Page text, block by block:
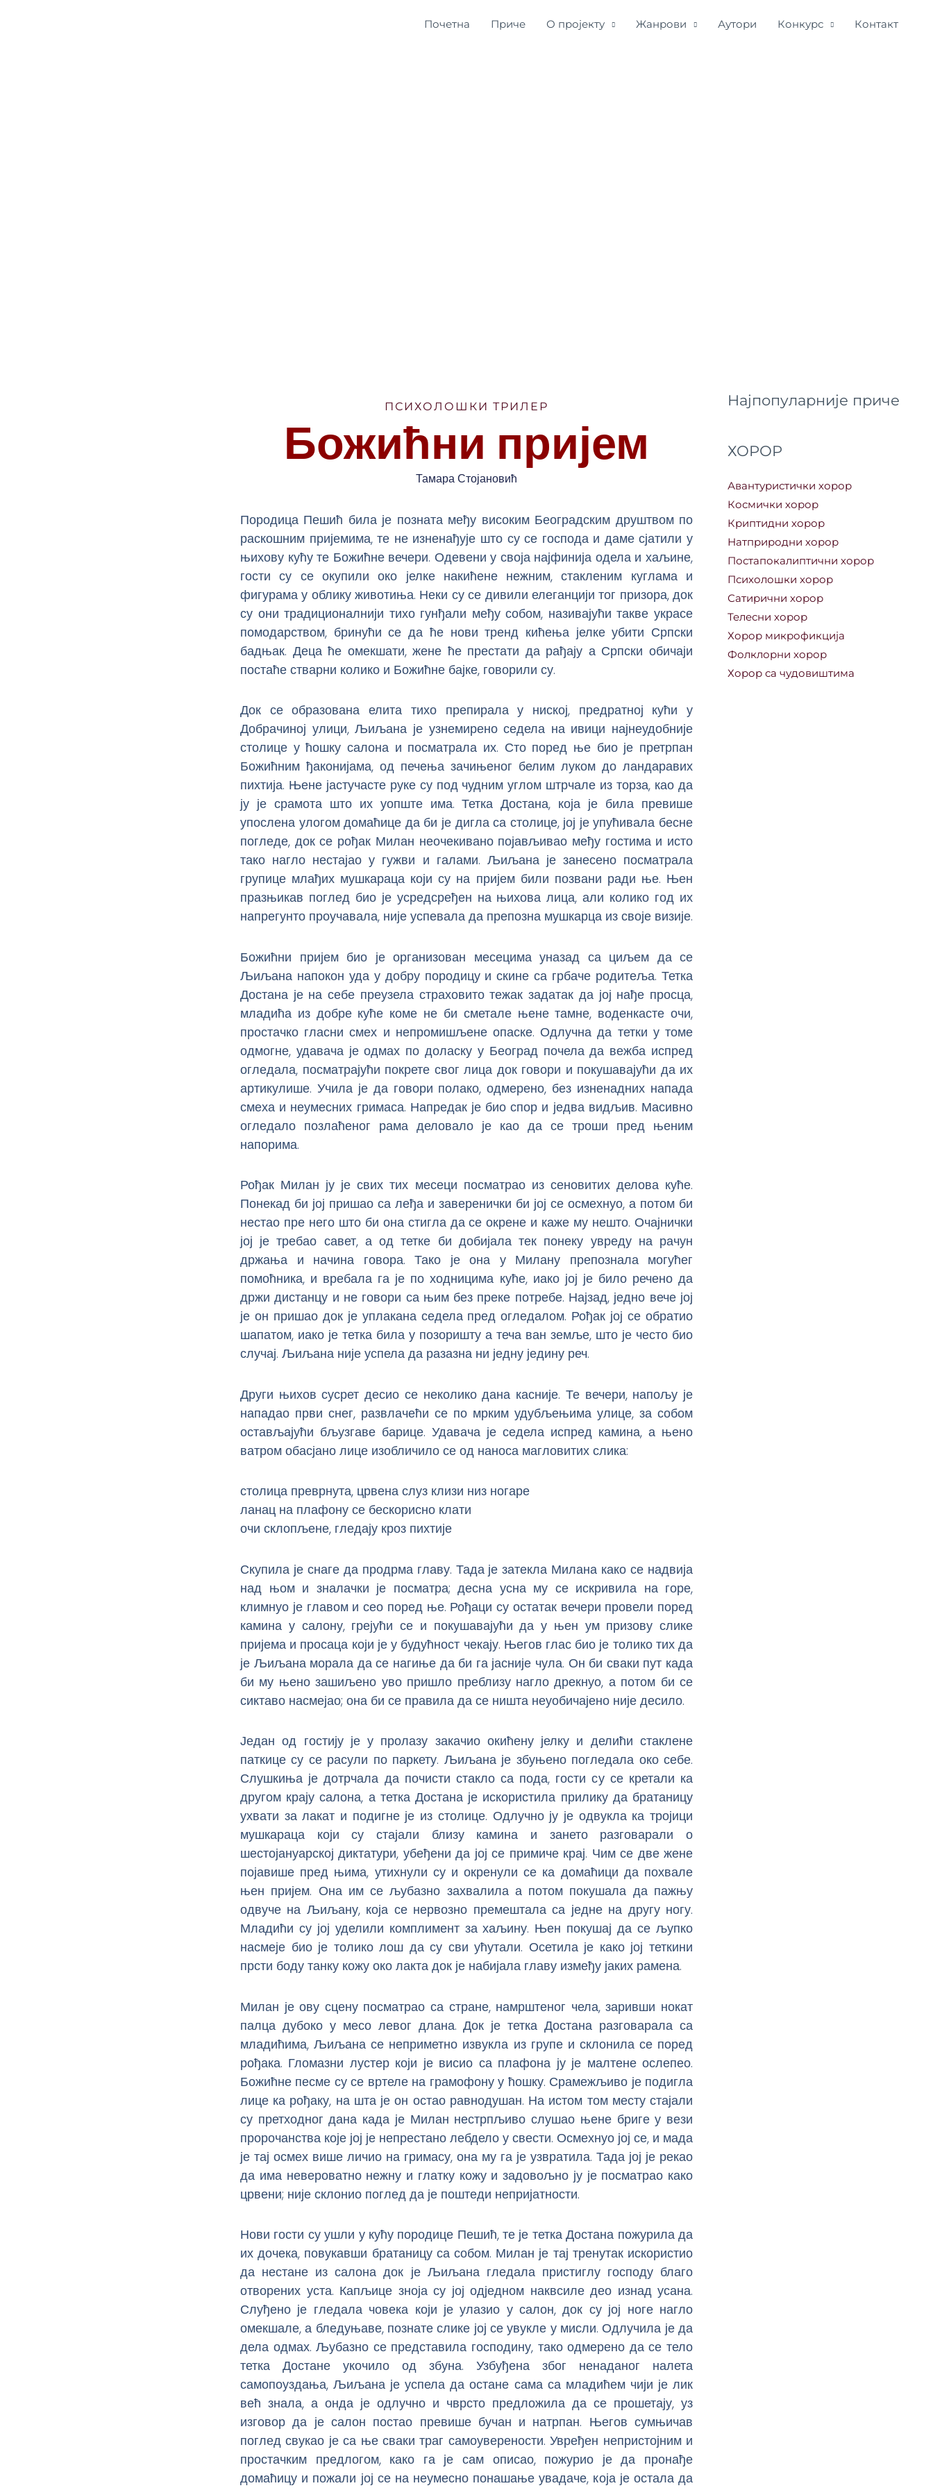
Почетна Приче О пројекту Жанрови Аутори Конкурс Контакт
ПСИХОЛОШКИ ТРИЛЕР
Божићни пријем
Тамара Стојановић
Породица Пешић била је позната међу високим Београдским друштвом по
раскошним пријемима, те не изненађује што су се господа и даме сјатили у
њихову кућу те Божићне вечери. Одевени у своја најфинија одела и хаљине,
гости су се окупили око јелке накићене нежним, стакленим куглама и
фигурама у облику животиња. Неки су се дивили елеганцији тог призора, док
су они традиционалнији тихо гунђали међу собом, називајући такве украсе
помодарством, бринући се да ће нови тренд кићења јелке убити Српски
бадњак. Деца ће омекшати, жене ће престати да рађају а Српски обичаји
постаће стварни колико и Божићне бајке, говорили су.
Док се образована елита тихо препирала у ниској, предратној кући у
Добрачиној улици, Љиљана је узнемирено седела на ивици најнеудобније
столице у ћошку салона и посматрала их. Сто поред ње био је претрпан
Божићним ђаконијама, од печења зачињеног белим луком до ландаравих
пихтија. Њене јастучасте руке су под чудним углом штрчале из торза, као да
ју је срамота што их уопште има. Тетка Достана, која је била превише
упослена улогом домаћице да би је дигла са столице, јој је упућивала бесне
погледе, док се рођак Милан неочекивано појављивао међу гостима и исто
тако нагло нестајао у гужви и галами. Љиљана је занесено посматрала
групице млађих мушкараца који су на пријем били позвани ради ње. Њен
празњикав поглед био је усредсређен на њихова лица, али колико год их
напрегунто проучавала, није успевала да препозна мушкарца из своје визије.
Божићни пријем био је организован месецима уназад са циљем да се
Љиљана напокон уда у добру породицу и скине са грбаче родитеља. Тетка
Достана је на себе преузела страховито тежак задатак да јој нађе просца,
младића из добре куће коме не би сметале њене тамне, воденкасте очи,
простачко гласни смех и непромишљене опаске. Одлучна да тетки у томе
одмогне, удавача је одмах по доласку у Београд почела да вежба испред
огледала, посматрајући покрете свог лица док говори и покушавајући да их
артикулише. Учила је да говори полако, одмерено, без изненадних напада
смеха и неумесних гримаса. Напредак је био спор и једва видљив. Масивно
огледало позлаћеног рама деловало је као да се троши пред њеним
напорима.
Рођак Милан ју је свих тих месеци посматрао из сеновитих делова куће.
Понекад би јој пришао са леђа и заверенички би јој се осмехнуо, а потом би
нестао пре него што би она стигла да се окрене и каже му нешто. Очајнички
јој је требао савет, а од тетке би добијала тек понеку увреду на рачун
држања и начина говора. Тако је она у Милану препознала могућег
помоћника, и вребала га је по ходницима куће, иако јој је било речено да
држи дистанцу и не говори са њим без преке потребе. Најзад, једно вече јој
је он пришао док је уплакана седела пред огледалом. Рођак јој се обратио
шапатом, иако је тетка била у позоришту а теча ван земље, што је често био
случај. Љиљана није успела да разазна ни једну једину реч.
Други њихов сусрет десио се неколико дана касније. Те вечери, напољу је
нападао први снег, развлачећи се по мрким удубљењима улице, за собом
остављајући бљузгаве барице. Удавача је седела испред камина, а њено
ватром обасјано лице изобличило се од наноса магловитих слика:
столица преврнута, црвена слуз клизи низ ногаре
ланац на плафону се бескорисно клати
очи склопљене, гледају кроз пихтије
Скупила је снаге да продрма главу. Тада је затекла Милана како се надвија
над њом и зналачки је посматра; десна усна му се искривила на горе,
климнуо је главом и сео поред ње. Рођаци су остатак вечери провели поред
камина у салону, грејући се и покушавајући да у њен ум призову слике
пријема и просаца који је у будућност чекају. Његов глас био је толико тих да
је Љиљана морала да се нагиње да би га јасније чула. Он би сваки пут када
би му њено зашиљено уво пришло преблизу нагло дрекнуо, а потом би се
сиктаво насмејао; она би се правила да се ништа неуобичајено није десило.
Један од гостију је у пролазу закачио окићену јелку и делићи стаклене
паткице су се расули по паркету. Љиљана је збуњено погледала око себе.
Слушкиња је дотрчала да почисти стакло са пода, гости су се кретали ка
другом крају салона, а тетка Достана је искористила прилику да братаницу
ухвати за лакат и подигне је из столице. Одлучно ју је одвукла ка тројици
мушкараца који су стајали близу камина и зането разговарали о
шестојануарској диктатури, убеђени да јој се примиче крај. Чим се две жене
појавише пред њима, утихнули су и окренули се ка домаћици да похвале
њен пријем. Она им се љубазно захвалила а потом покушала да пажњу
одвуче на Љиљану, која се нервозно премештала са једне на другу ногу.
Младићи су јој уделили комплимент за хаљину. Њен покушај да се љупко
насмеје био је толико лош да су сви ућутали. Осетила је како јој теткини
прсти боду танку кожу око лакта док је набијала главу између јаких рамена.
Милан је ову сцену посматрао са стране, намрштеног чела, заривши нокат
палца дубоко у месо левог длана. Док је тетка Достана разговарала са
младићима, Љиљана се неприметно извукла из групе и склонила се поред
рођака. Гломазни лустер који је висио са плафона ју је малтене ослепео.
Божићне песме су се вртеле на грамофону у ћошку. Срамежљиво је подигла
лице ка рођаку, на шта је он остао равнодушан. На истом том месту стајали
су претходног дана када је Милан нестрпљиво слушао њене бриге у вези
пророчанства које јој је непрестано лебдело у свести. Осмехнуо јој се, и мада
је тај осмех више личио на гримасу, она му га је узвратила. Тада јој је рекао
да има невероватно нежну и глатку кожу и задовољно ју је посматрао како
црвени; није склонио поглед да је поштеди непријатности.
Нови гости су ушли у кућу породице Пешић, те је тетка Достана пожурила да
их дочека, повукавши братаницу са собом. Милан је тај тренутак искористио
да нестане из салона док је Љиљана гледала пристиглу господу благо
отворених уста. Капљице зноја су јој одједном наквсиле део изнад усана.
Слуђено је гледала човека који је улазио у салон, док су јој ноге нагло
омекшале, а бледуњаве, познате слике јој се увукле у мисли. Одлучила је да
дела одмах. Љубазно се представила господину, тако одмерено да се тело
тетка Достане укочило од збуна. Узбуђена због ненаданог налета
самопоуздања, Љиљана је успела да остане сама са младићем чији је лик
већ знала, а онда је одлучно и чврсто предложила да се прошетају, уз
изговор да је салон постао превише бучан и натрпан. Његов сумњичав
поглед свукао је са ње сваки траг самоуверености. Увређен непристојним и
простачким предлогом, како га је сам описао, пожурио је да пронађе
домаћицу и пожали јој се на неумесно понашање увадаче, која је остала да
Најпопуларније приче
ХОРОР
Авантуристички хорор
Космички хорор
Криптидни хорор
Натприродни хорор
Постапокалиптични хорор
Психолошки хорор
Сатирични хорор
Телесни хорор
Хорор микрофикција
Фолклорни хорор
Хорор са чудовиштима